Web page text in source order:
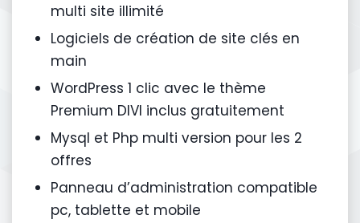
multi site illimité
Logiciels de création de site clés en
main
WordPress 1 clic avec le thème
Premium DIVI inclus gratuitement
Mysql et Php multi version pour les 2
offres
Panneau d’administration compatible
pc, tablette et mobile